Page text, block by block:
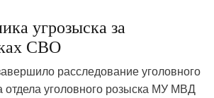
угрозыска за
СВО
расследование уголовного
отдела уголовного розыска МУ МВД